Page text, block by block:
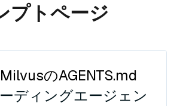
プトページ
のAGENTS.md
ディングエージェン